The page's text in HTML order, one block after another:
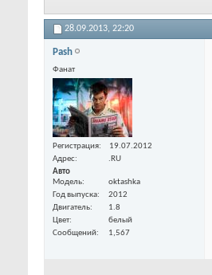
28.09.2013, 22:20
Pash
Фанат
Регистрация
19.07.2012
Адрес
.RU
Авто
Модель
oktashka
Год выпуска
2012
Двигатель
1.8
Цвет
белый
Сообщений
1,567